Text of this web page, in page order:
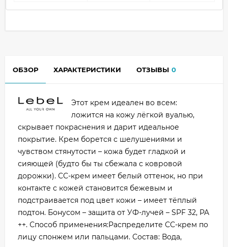
ОБЗОР ХАРАКТЕРИСТИКИ ОТЗЫВЫ 0
Этот крем идеален во всем:
ложится на кожу лёгкой вуалью,
скрывает покраснения и дарит идеальное
покрытие. Крем борется с шелушениями и
чувством стянутости – кожа будет гладкой и
сияющей (будто бы ты сбежала с ковровой
дорожки). CC-крем имеет белый оттенок, но при
контакте с кожей становится бежевым и
подстраивается под цвет кожи – имеет тёплый
подтон. Бонусом – защита от УФ-лучей – SPF 32, PA
++. Способ применения:Распределите СС-крем по
лицу спонжем или пальцами. Состав: Вода,